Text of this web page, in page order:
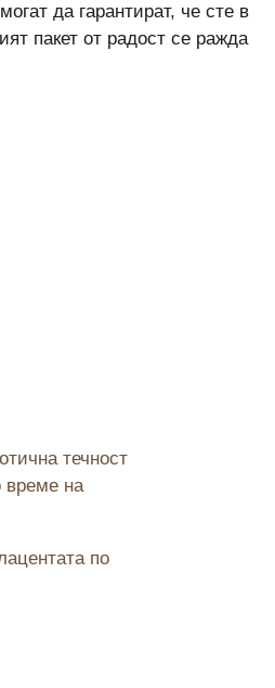
да гарантират, че сте в
пакет от радост се ражда
течност
време на
по